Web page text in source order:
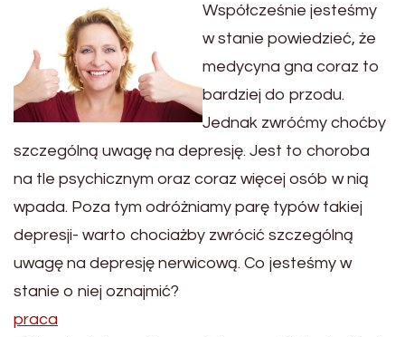
Współcześnie jesteśmy
w stanie powiedzieć, że
medycyna gna coraz to
bardziej do przodu.
Jednak zwróćmy choćby
szczególną uwagę na depresję. Jest to choroba
na tle psychicznym oraz coraz więcej osób w nią
wpada. Poza tym odróżniamy parę typów takiej
depresji- warto chociażby zwrócić szczególną
uwagę na depresję nerwicową. Co jesteśmy w
stanie o niej oznajmić?
praca